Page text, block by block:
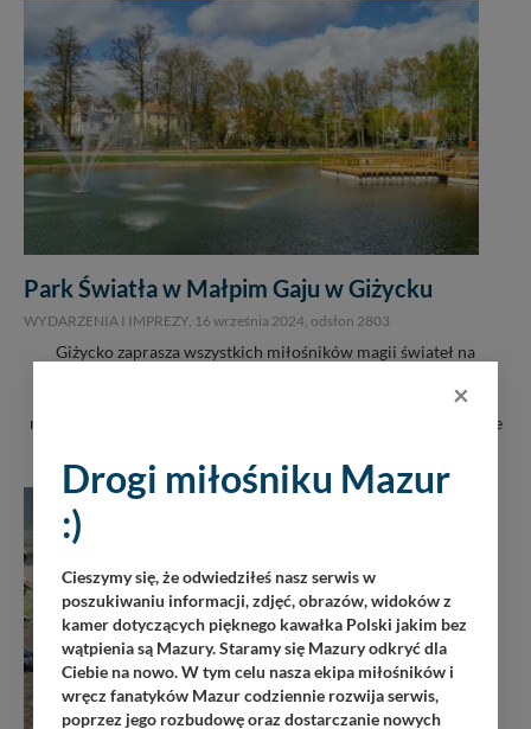
Park Światła w Małpim Gaju w Giżycku
WYDARZENIA I IMPREZY, 16 września 2024 , odsłon 2803
Giżycko zaprasza wszystkich miłośników magii świateł na
Impreza odbędzie się 21 września 2024 roku (sobota) w
malowniczym Małpim Gaju przy ulicy Gdańskiej. Start o godzinie
×
Drogi miłośniku Mazur
:)
Cieszymy się, że odwiedziłeś nasz serwis w
poszukiwaniu informacji, zdjęć, obrazów, widoków z
kamer dotyczących pięknego kawałka Polski jakim bez
wątpienia są Mazury. Staramy się Mazury odkryć dla
Ciebie na nowo. W tym celu nasza ekipa miłośników i
wręcz fanatyków Mazur codziennie rozwija serwis,
poprzez jego rozbudowę oraz dostarczanie nowych